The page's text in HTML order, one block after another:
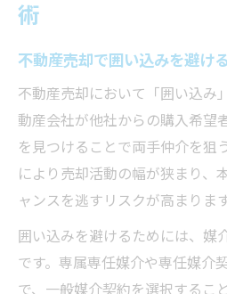
術
不動産売却で囲い込みを避け
不動産売却において「囲い込み
動産会社が他社からの購入希望
を見つけることで両手仲介を狙
により売却活動の幅が狭まり、
ャンスを逃すリスクが高まります
囲い込みを避けるためには、媒
です。専属専任媒介や専任媒介
で、一般媒介契約を選択するこ